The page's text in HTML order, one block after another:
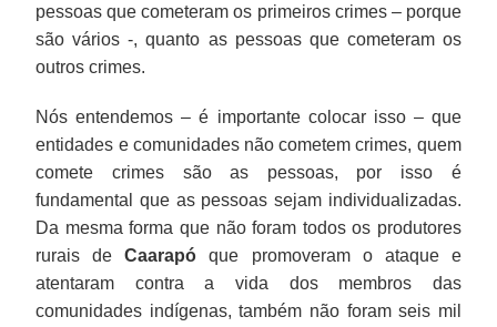
pessoas que cometeram os primeiros crimes – porque
são vários -, quanto as pessoas que cometeram os
outros crimes.
Nós entendemos – é importante colocar isso – que
entidades e comunidades não cometem crimes, quem
comete crimes são as pessoas, por isso é
fundamental que as pessoas sejam individualizadas.
Da mesma forma que não foram todos os produtores
rurais deCaarapó que promoveram o ataque e
atentaram contra a vida dos membros das
comunidades indígenas, também não foram seis mil